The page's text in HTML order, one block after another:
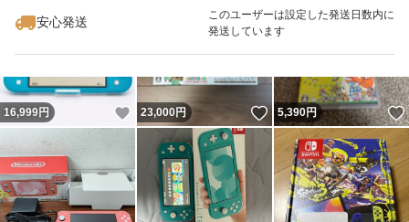
安心発送
このユーザーは設定した発送日数内に
発送しています
16,999円 いいね！
23,000円 いいね！
5,390円